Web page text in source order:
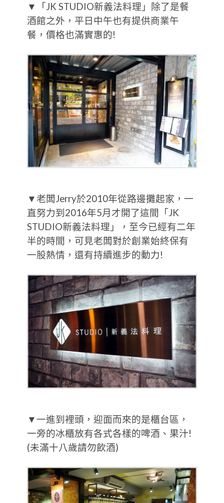
▼「JK STUDIO新義法料理」除了是餐
酒館之外，平日中午也有提供商業午
餐，價格也滿實惠的!
▼老闆Jerry於2010年從路邊攤起家，一
直努力到2016年5月才開了這間「JK
STUDIO新義法料理」，至今已經有二年
半的時間，可見老闆對於創業始終保有
一股熱情，還有持續進步的動力!
▼一進到裡頭，迎面而來的是櫃台區，
一旁的冰櫃放有各式各樣的啤酒、果汁!
(未滿十八歲請勿飲酒)